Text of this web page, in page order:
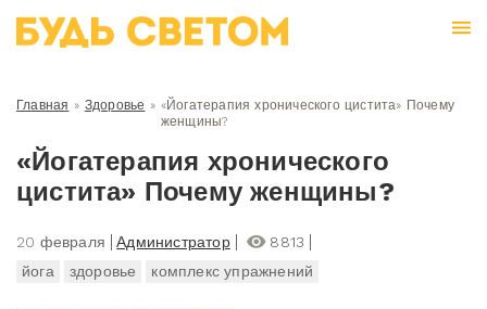
Главная » Здоровье » «Йогатерапия хронического цистита» Почему
женщины?
«Йогатерапия хронического
цистита» Почему женщины?
20 февраля Администратор
8813
йога
здоровье комплекс упражнений